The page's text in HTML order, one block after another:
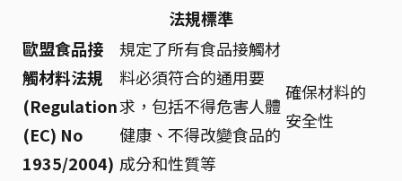
法規標準
歐盟食品接
觸材料法規
(Regulation
(EC) No
1935/2004)
規定了所有食品接觸材
料必須符合的通用要
求，包括不得危害人體
健康、不得改變食品的
成分和性質等
確保材料的
安全性